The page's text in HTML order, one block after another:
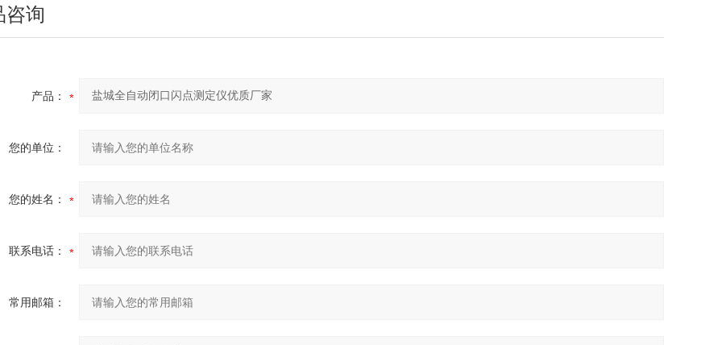
咨询
产品：
您的单位：
您的姓名：
联系电话：
常用邮箱：